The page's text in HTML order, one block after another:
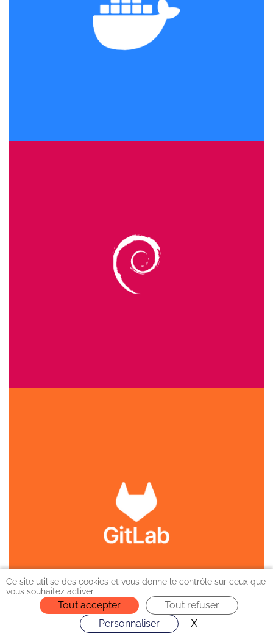
Ce site utilise des cookies et vous donne le contrôle sur ceux que
vous souhaitez activer
Tout accepter
Tout refuser
Personnaliser
X